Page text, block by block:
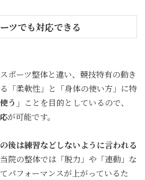
ツでも対応できる
ポーツ整体と違い、競技特有の動き
「柔軟性」と「身体の使い方」に特
う」 ことを目的としているので、
が可能です。
後は練習などしないように言われる
院の整体では「脱力」や「連動」な
パフォーマンスが上がっているた